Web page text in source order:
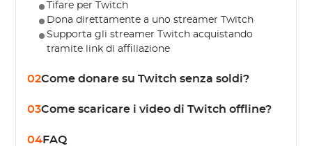
Tifare per Twitch
Dona direttamente a uno streamer Twitch
Supporta gli streamer Twitch acquistando
tramite link di affiliazione
02Come donare su Twitch senza soldi?
03Come scaricare i video di Twitch offline?
04FAQ